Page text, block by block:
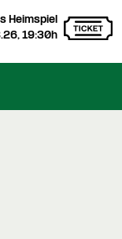
Heimspiel
19:30h